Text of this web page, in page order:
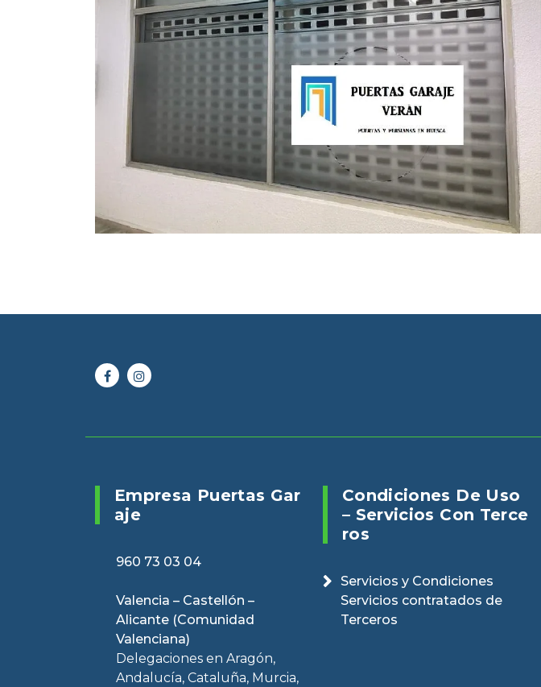
Online 24/7
960 73 03 04
Empresa Puertas Gar
Aje
960 73 03 04
Valencia – Castellón –
Alicante (Comunidad
Valenciana)
Delegaciones en Aragón,
Andalucía, Cataluña, Murcia,
Condiciones De Uso
– Servicios Con Terce
Ros
Servicios y Condiciones
Servicios contratados de
Terceros